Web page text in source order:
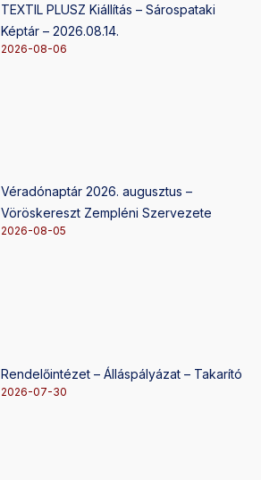
TEXTIL PLUSZ Kiállítás – Sárospataki
Képtár – 2026.08.14.
2026-08-06
Véradónaptár 2026. augusztus –
Vöröskereszt Zempléni Szervezete
2026-08-05
Rendelőintézet – Álláspályázat – Takarító
2026-07-30